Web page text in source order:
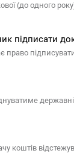
(до одного року)
підписати
державні
коштів